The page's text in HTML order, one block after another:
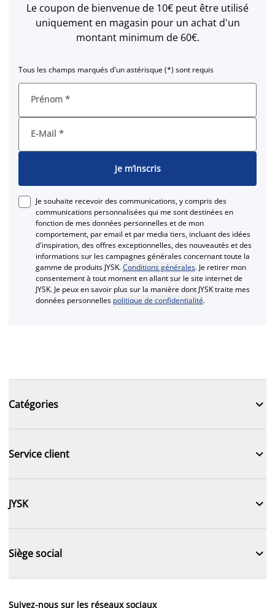
Le coupon de bienvenue de 10€ peut être utilisé
uniquement en magasin pour un achat d'un
montant minimum de 60€.
Tous les champs marqués d'un astérisque (*) sont requis
Prénom *
E-Mail *
Je m’inscris
Je souhaite recevoir des communications, y compris des
communications personnalisées qui me sont destinées en
fonction de mes données personnelles et de mon
comportement, par email et par media tiers, incluant des idées
d'inspiration, des offres exceptionnelles, des nouveautés et des
informations sur les campagnes générales concernant toute la
gamme de produits JYSK.Conditions générales. Je retirer mon
consentement à tout moment en allant sur le site internet de
JYSK. Je peux en savoir plus sur la manière dont JYSK traite mes
données personnelles politique de confidentialité.
Catégories 
Service client 
JYSK 
Siège social 
Suivez-nous sur les réseaux sociaux